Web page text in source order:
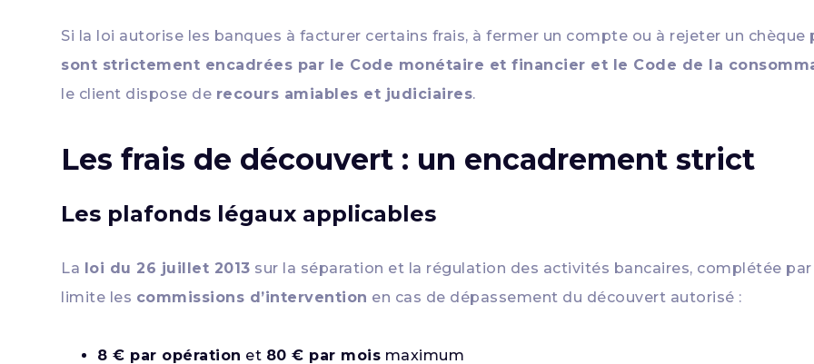
Si la loi autorise les banques à facturer certains frais, à fermer un compte ou à rejeter un
sont strictement encadrées par le Code monétaire et financier et le Code de la
le client dispose de recours amiables et judiciaires.
Les frais de découvert : un encadrement strict
Les plafonds légaux applicables
La loi du 26 juillet 2013 sur la séparation et la régulation des activités bancaires, complétée par
limite les commissions d’intervention en cas de dépassement du découvert autorisé :
8 € par opération et 80 € par mois maximum